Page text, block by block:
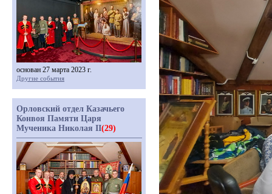
основан 27 марта 2023 г.
Другие события
Орловский отдел Казачьего
Конвоя Памяти Царя
Мученика Николая II(29)